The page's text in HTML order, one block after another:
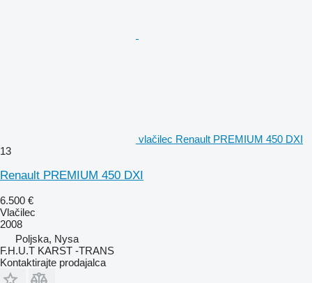
vlačilec Renault PREMIUM 450 DXI
13
Renault PREMIUM 450 DXI
6.500 €
Vlačilec
2008
Poljska, Nysa
F.H.U.T KARST -TRANS
Kontaktirajte prodajalca